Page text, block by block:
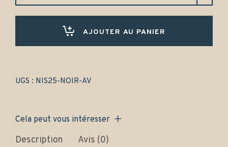
quantity
AJOUTER AU PANIER
UGS : NIS25-NOIR-AV
Cela peut vous intéresser
Description Avis (0)